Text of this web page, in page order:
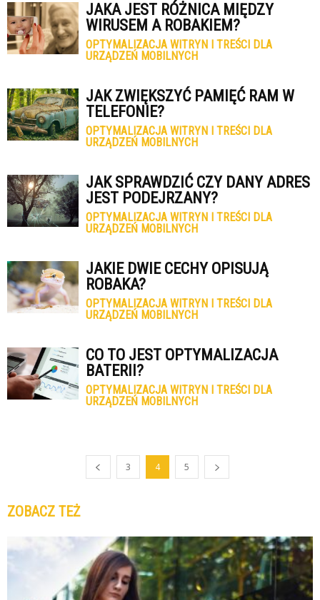
JAKA JEST RÓŻNICA MIĘDZY
WIRUSEM A ROBAKIEM?
OPTYMALIZACJA WITRYN I TREŚCI DLA
URZĄDZEŃ MOBILNYCH
JAK ZWIĘKSZYĆ PAMIĘĆ RAM W
TELEFONIE?
OPTYMALIZACJA WITRYN I TREŚCI DLA
URZĄDZEŃ MOBILNYCH
JAK SPRAWDZIĆ CZY DANY ADRES
JEST PODEJRZANY?
OPTYMALIZACJA WITRYN I TREŚCI DLA
URZĄDZEŃ MOBILNYCH
JAKIE DWIE CECHY OPISUJĄ
ROBAKA?
OPTYMALIZACJA WITRYN I TREŚCI DLA
URZĄDZEŃ MOBILNYCH
CO TO JEST OPTYMALIZACJA
BATERII?
OPTYMALIZACJA WITRYN I TREŚCI DLA
URZĄDZEŃ MOBILNYCH
3 4 5
ZOBACZ TEŻ